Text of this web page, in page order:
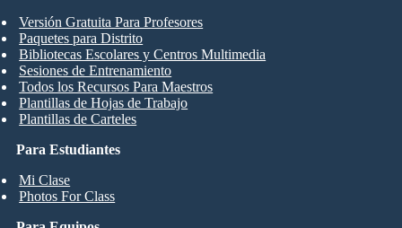
Para Estudiantes
Mi Clase
Photos For Class
Versión Gratuita Para Profesores
Paquetes para Distrito
Bibliotecas Escolares y Centros Multimedia
Sesiones de Entrenamiento
Todos los Recursos Para Maestros
Plantillas de Hojas de Trabajo
Plantillas de Carteles